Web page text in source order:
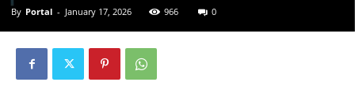
By Portal - January 17, 2026 966 0